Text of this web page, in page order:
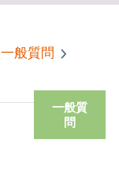
一般質問
一般質
問